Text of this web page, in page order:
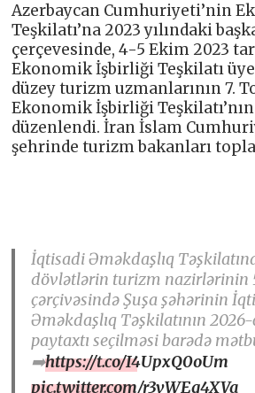
Azerbaycan Cumhuriyeti’nin
Teşkilatı’na 2023 yılındaki
çerçevesinde, 4-5 Ekim 2023
Ekonomik İşbirliği Teşkilatı
düzey turizm uzmanlarının 7.
Ekonomik İşbirliği Teşkilatı’nın
düzenlendi. İran İslam
şehrinde turizm bakanları
İqtisadi Əməkdaşlıq
dövlətlərin turizm nazirlərinin
çərçivəsində Şuşa şəhərinin
Əməkdaşlıq Təşkilatının
paytaxtı seçilməsi barədə
➡️https://t.co/I4UpxQ0oUm
pic.twitter.com/r3vWEg4XVa